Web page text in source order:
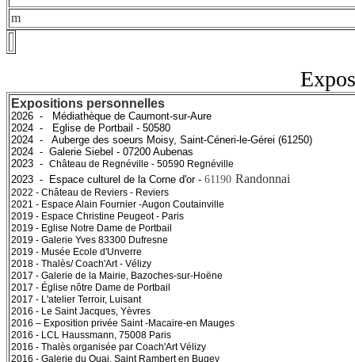
m
Expositions personnelles
2026 - Médiathèque de Caumont-sur-Aure
2024 - Eglise de Portbail - 50580
2024 - Auberge des soeurs Moisy, Saint-Céneri-le-Gérei (61250)
2024 - Galerie Siebel - 07200 Aubenas
2023 - Château de Regnéville - 50590 Regnéville
2023 - Espace culturel de la Corne d'or - 61190 Randonnai
2022 - Château de Reviers - Reviers
2021 - Espace Alain Fournier -Augon Coutainville
2019 - Espace Christine Peugeot - Paris
2019 - Eglise Notre Dame de Portbail
2019 - Galerie Yves 83300 Dufresne
2019 - Musée Ecole d'Unverre
2018 - Thalès/ Coach'Art - Vélizy
2017 - Galerie de la Mairie, Bazoches-sur-Hoëne
2017 - Église nôtre Dame de Portbail
2017 - L'atelier Terroir, Luisant
2016 - Le Saint Jacques, Yèvres
2016 – Exposition privée Saint -Macaire-en Mauges
2016 - LCL Haussmann, 75008 Paris
2016 - Thalès organisée par Coach'Art Vélizy
2016 - Galerie du Quai, Saint Rambert en Bugey